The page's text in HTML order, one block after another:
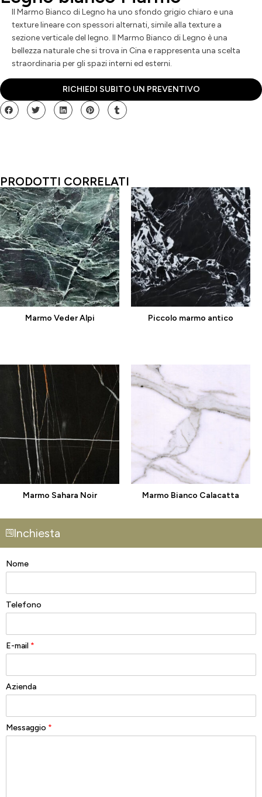
Il Marmo Bianco di Legno ha uno sfondo grigio chiaro e una
texture lineare con spessori alternati, simile alla texture a
sezione verticale del legno. Il Marmo Bianco di Legno è una
bellezza naturale che si trova in Cina e rappresenta una scelta
straordinaria per gli spazi interni ed esterni.
RICHIEDI SUBITO UN PREVENTIVO
PRODOTTI CORRELATI
Marmo Veder Alpi Piccolo marmo antico
Marmo Sahara Noir Marmo Bianco Calacatta
Inchiesta
Nome
Telefono
E-mail *
Azienda
Messaggio *